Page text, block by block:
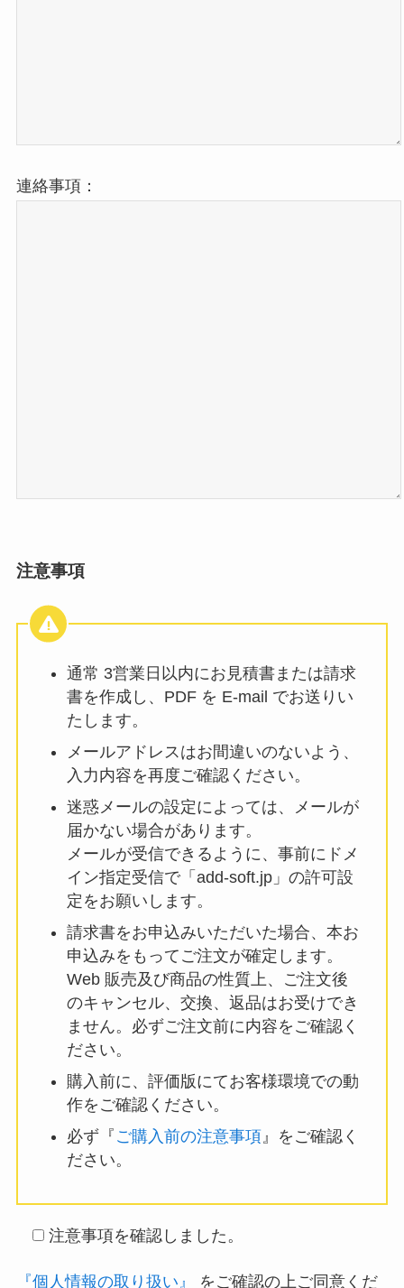
連絡事項：
注意事項
通常 3営業日以内にお見積書または請求
書を作成し、PDF を E-mail でお送りい
たします。
メールアドレスはお間違いのないよう、
入力内容を再度ご確認ください。
迷惑メールの設定によっては、メールが
届かない場合があります。
メールが受信できるように、事前にドメ
イン指定受信で「add-soft.jp」の許可設
定をお願いします。
請求書をお申込みいただいた場合、本お
申込みをもってご注文が確定します。
Web 販売及び商品の性質上、ご注文後
のキャンセル、交換、返品はお受けでき
ません。必ずご注文前に内容をご確認く
ださい。
購入前に、評価版にてお客様環境での動
作をご確認ください。
必ず『 ご購入前の注意事項』をご確認く
ださい。
注意事項を確認しました。
『個人情報の取り扱い』 をご確認の上ご同意くだ